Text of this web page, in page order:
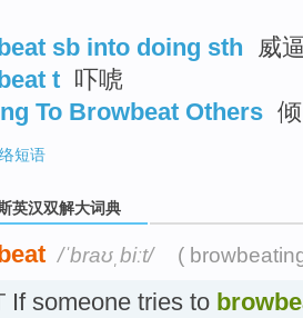
sb into doing sth
威
t 吓唬
To Browbeat Others
短语
英汉双解大词典
/ˈbraʊˌbiːt/ (
If someone tries to